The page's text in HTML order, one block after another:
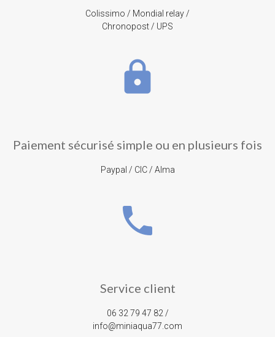
Colissimo / Mondial relay /
Chronopost / UPS
lock
Paiement sécurisé simple ou en plusieurs fois
Paypal / CIC / Alma
phone
Service client
06 32 79 47 82 /
info@miniaqua77.com